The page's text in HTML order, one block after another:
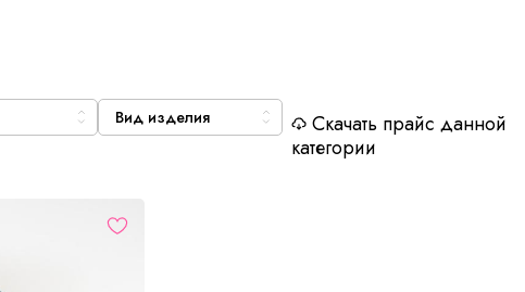
Вид изделия
Скачать прайс данной
категории